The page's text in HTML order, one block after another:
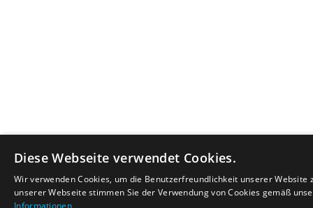
Diese Webseite verwendet Cookies.
Wir verwenden Cookies, um die Benutzerfreundlichkeit unserer
unserer Webseite stimmen Sie der Verwendung von Cookies gemäß
Informationen